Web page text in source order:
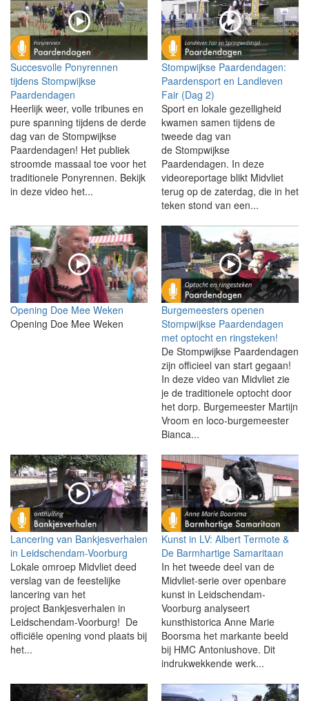
Succesvolle Ponyrennen
tijdens Stompwijkse
Paardendagen
Heerlijk weer, volle tribunes en
pure spanning tijdens de derde
dag van de Stompwijkse
Paardendagen! Het publiek
stroomde massaal toe voor het
traditionele Ponyrennen. Bekijk
in deze video het...
Stompwijkse Paardendagen:
Paardensport en Landleven
Fair (Dag 2)
Sport en lokale gezelligheid
kwamen samen tijdens de
tweede dag van
de Stompwijkse
Paardendagen. In deze
videoreportage blikt Midvliet
terug op de zaterdag, die in het
teken stond van een...
Opening Doe Mee Weken
Opening Doe Mee Weken
Burgemeesters openen
Stompwijkse Paardendagen
met optocht en ringsteken!
De Stompwijkse Paardendagen
zijn officieel van start gegaan!
In deze video van Midvliet zie
je de traditionele optocht door
het dorp. Burgemeester Martijn
Vroom en loco-burgemeester
Bianca...
Lancering van Bankjesverhalen
in Leidschendam-Voorburg
Lokale omroep Midvliet deed
verslag van de feestelijke
lancering van het
project Bankjesverhalen in
Leidschendam-Voorburg! De
officiële opening vond plaats bij
het...
Kunst in LV: Albert Termote &
De Barmhartige Samaritaan
In het tweede deel van de
Midvliet-serie over openbare
kunst in Leidschendam-
Voorburg analyseert
kunsthistorica Anne Marie
Boorsma het markante beeld
bij HMC Antoniushove. Dit
indrukwekkende werk...